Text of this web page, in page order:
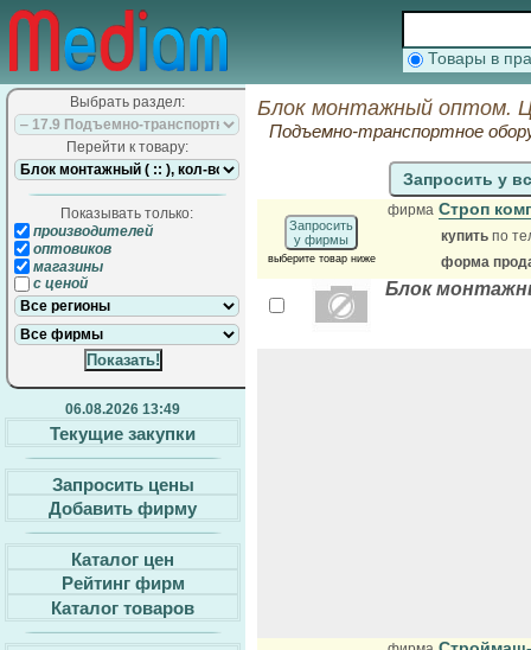
Товары в
Выбрать раздел:
Перейти к товару:
Показывать только:
производителей
оптовиков
магазины
с ценой
06.08.2026 13:49
Текущие закупки
Запросить цены
Добавить фирму
Каталог цен
Рейтинг фирм
Каталог товаров
Блок монтажный оптом.
Подъемно-транспортное
Запросить у
Запросить
у фирмы
выберите товар ниже
фирма Строп
купить по
форма
Блок